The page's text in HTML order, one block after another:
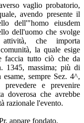
vaglio probatorio,
avendo presente il
dell'"homo eiusdem
dell'uomo che svolge
attività, che importa
la quale esige
faccia tutto ciò che da
1345, massima; più di
sempre Sez. 4^,
e prevenire
doverosa che avrebbe
razionale l'evento.
appare fondato.